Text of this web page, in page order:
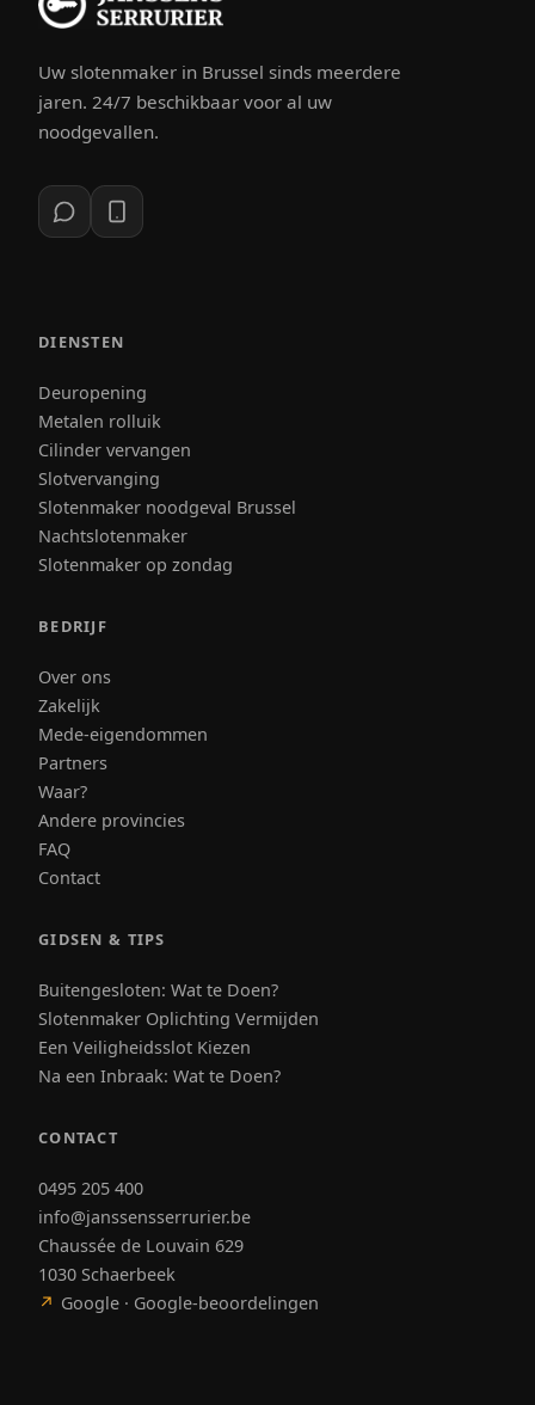
Uw slotenmaker in Brussel sinds meerdere
jaren. 24/7 beschikbaar voor al uw
noodgevallen.
DIENSTEN
Deuropening
Metalen rolluik
Cilinder vervangen
Slotvervanging
Slotenmaker noodgeval Brussel
Nachtslotenmaker
Slotenmaker op zondag
BEDRIJF
Over ons
Zakelijk
Mede-eigendommen
Partners
Waar?
Andere provincies
FAQ
Contact
GIDSEN & TIPS
Buitengesloten: Wat te Doen?
Slotenmaker Oplichting Vermijden
Een Veiligheidsslot Kiezen
Na een Inbraak: Wat te Doen?
CONTACT
0495 205 400
info@janssensserrurier.be
Chaussée de Louvain 629
1030 Schaerbeek
↗ Google · Google-beoordelingen